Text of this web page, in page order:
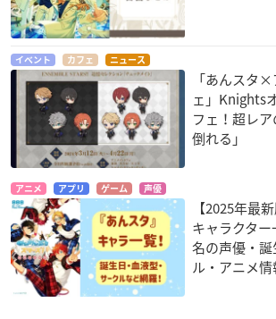
イベント カフェ ニュース
「あんスタ
ェ」Knights
フェ！超レ
倒れる」
アニメ アプリ ゲーム 声優
【2025年最
キャラクタ
名の声優・
ル・アニメ